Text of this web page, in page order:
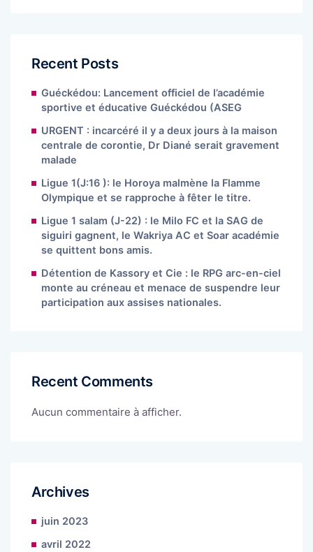
Recent Posts
Guéckédou: Lancement officiel de l’académie
sportive et éducative Guéckédou (ASEG
URGENT : incarcéré il y a deux jours à la maison
centrale de corontie, Dr Diané serait gravement
malade
Ligue 1(J:16 ): le Horoya malmène la Flamme
Olympique et se rapproche à fêter le titre.
Ligue 1 salam (J-22) : le Milo FC et la SAG de
siguiri gagnent, le Wakriya AC et Soar académie
se quittent bons amis.
Détention de Kassory et Cie : le RPG arc-en-ciel
monte au créneau et menace de suspendre leur
participation aux assises nationales.
Recent Comments
Aucun commentaire à afficher.
Archives
juin 2023
avril 2022